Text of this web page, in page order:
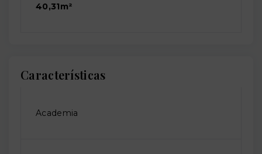
40,31m²
Características
Academia